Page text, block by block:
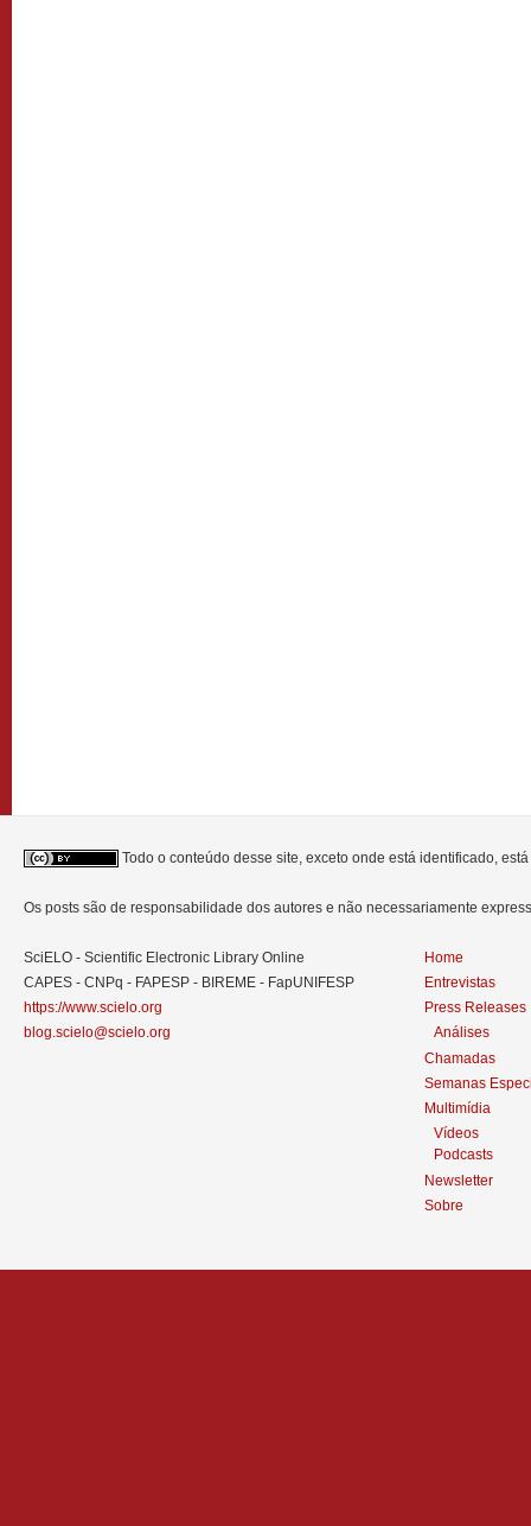
Todo o conteúdo desse site, exceto onde está identificado,
Os posts são de responsabilidade dos autores e não necessariamente
SciELO - Scientific Electronic Library Online
CAPES - CNPq - FAPESP - BIREME - FapUNIFESP
https://www.scielo.org
blog.scielo@scielo.org
Home
Entrevistas
Press Releases
Análises
Chamadas
Semanas
Multimídia
Vídeos
Podcasts
Newsletter
Sobre